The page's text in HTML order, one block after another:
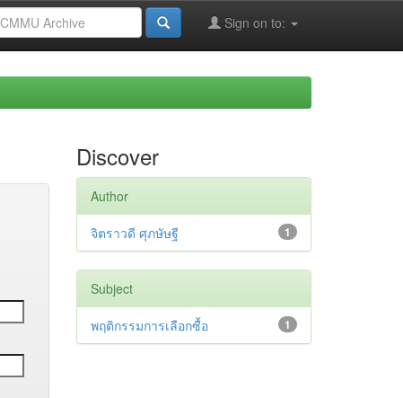
Sign on to:
Discover
Author
1
จิตราวดี ศุภษัษฐี
Subject
1
พฤติกรรมการเลือกซื้อ